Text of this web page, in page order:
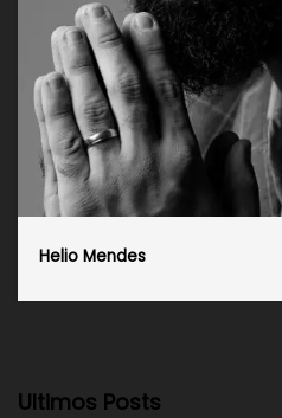
Helio Mendes
Ultimos Posts